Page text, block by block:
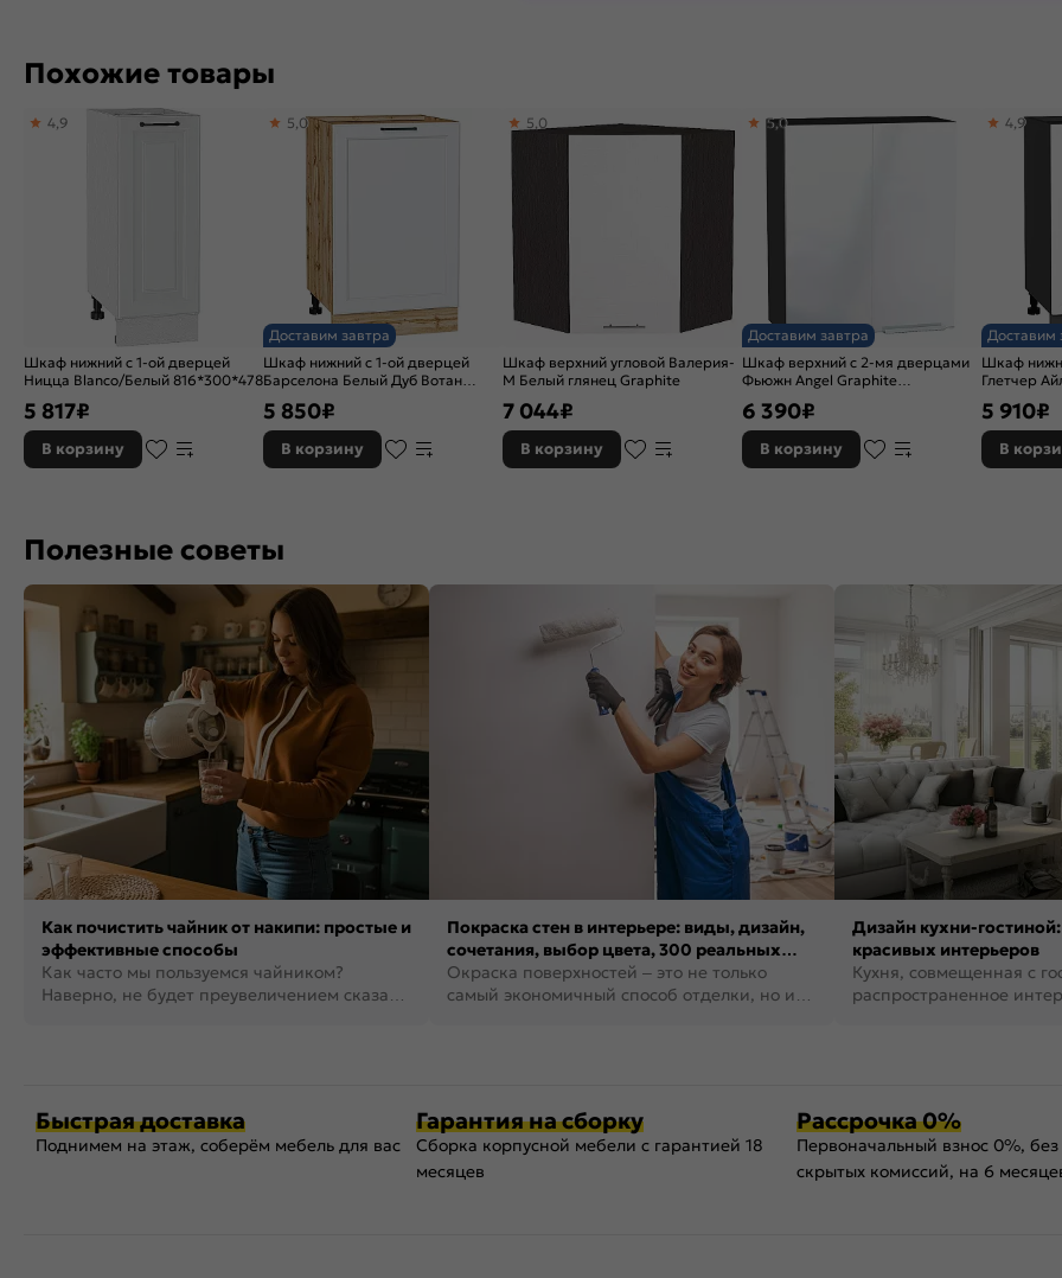
Похожие товары
Шкаф нижний с 1-ой дверцей
Ницца Blanco/Белый 816*300*478
4,9
5 817₽
В корзину
Доставим завтра
Шкаф нижний с 1-ой дверцей
Барселона Белый Дуб Вотан
5,0
5 850₽
В корзину
Шкаф верхний угловой Валерия-
М Белый глянец Graphite
5,0
7 044₽
В корзину
Доставим завтра
Шкаф верхний с 2-мя дверцами
Фьюжн Angel Graphite
5,0
6 390₽
В корзину
Доставим
Шкаф
Глетчер
4,9
5 910₽
В
Полезные советы
Как почистить чайник от накипи: простые и
эффективные способы
Как часто мы пользуемся чайником?
Наверно, не будет преувеличением сказать,
Покраска стен в интерьере: виды, дизайн,
сочетания, выбор цвета, 300 реальных
фото
Окраска поверхностей – это не только
самый экономичный способ отделки, но и
Дизайн кухни-
красивых интерьеров
Кухня, совмещенная с
распространенное
Быстрая доставка
Поднимем на этаж, соберём мебель для вас
Гарантия на сборку
Сборка корпусной мебели с гарантией 18
месяцев
Рассрочка 0%
Первоначальный взнос 0%,
скрытых комиссий, на 6